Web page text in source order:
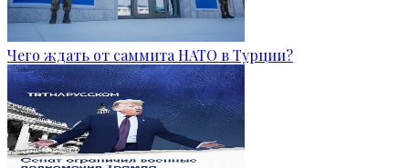
Чего ждать от саммита НАТО в Турции?